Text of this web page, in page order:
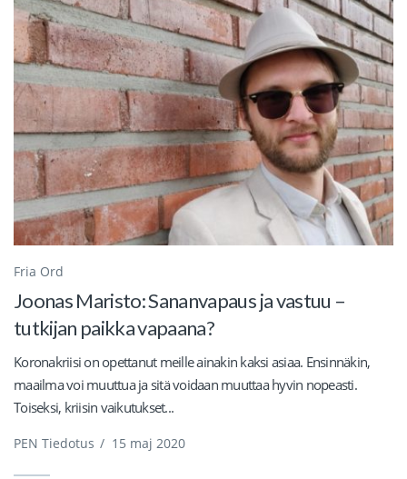
Fria Ord
Joonas Maristo: Sananvapaus ja vastuu –
tutkijan paikka vapaana?
Koronakriisi on opettanut meille ainakin kaksi asiaa. Ensinnäkin,
maailma voi muuttua ja sitä voidaan muuttaa hyvin nopeasti.
Toiseksi, kriisin vaikutukset...
PEN Tiedotus / 15 maj 2020